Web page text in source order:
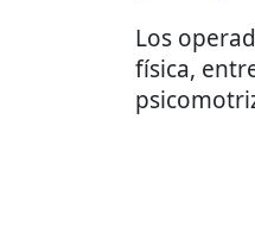
Los
física,